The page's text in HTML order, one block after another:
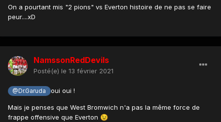
On a pourtant mis "2 pions" vs Everton histoire de ne pas se faire
peur....xD
NamssonRedDevils
Posté(e) le 13 février 2021
@Dr.Garuda oui oui !
Mais je penses que West Bromwich n'a pas la même force de
frappe offensive que Everton 😉